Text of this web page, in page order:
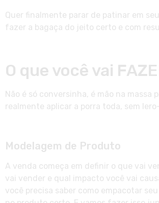
Quer finalmente parar de patinar em
fazer a bagaça do jeito certo e com
O que você vai
Não é só conversinha, é mão na massa
realmente aplicar a porra toda, sem
Modelagem de Produto
A venda começa em definir o que vai
vai vender e qual impacto você vai
você precisa saber como empacotar